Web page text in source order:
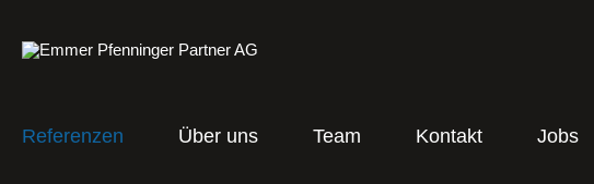
springen
Referenzen Über uns Team Kontakt Jobs